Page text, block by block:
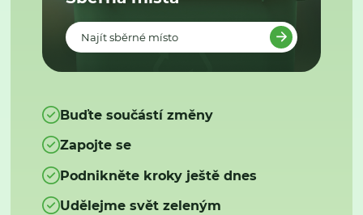
Najít sběrné místo
Buďte součástí změny
Zapojte se
Podnikněte kroky ještě dnes
Udělejme svět zeleným